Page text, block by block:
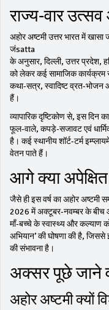
राज्य‑वार
अहोर अष्टमी उत्तर भारत में
जंsatta
के अनुसार, दिल्ली, उत्तर प्रदेश,
को लेकर कई सामाजिक कार्यक्रम
कथा‑सत्र, स्वादिष्ट व्रत‑भोजन
हैं।
व्यापारिक दृष्टिकोण से, इस दिन
फूल‑वाले, कपड़े‑सजावट एवं
है। कई स्थानीय शॉर्ट‑टर्म
वेतन पाते हैं।
आगे क्या
जैसे ही इस वर्ष का अहोर अष्टमी
2026 में अक्टूबर‑नवम्बर के बीच
माँ‑बच्चे के स्वास्थ्य और कल्याण
अभियान’ की घोषणा की है,
की संभावना है।
अक्सर पूछे जाने
अहोर अष्टमी क्यों